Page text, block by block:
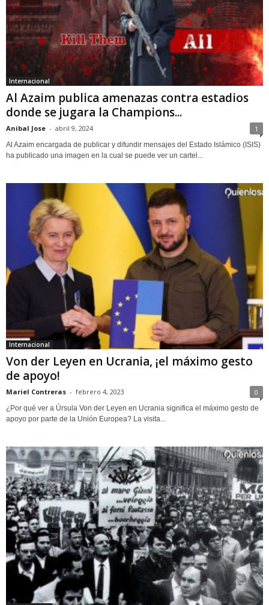
Internacional
Al Azaim publica amenazas contra estadios
donde se jugara la Champions...
Anibal Jose - abril 9, 2024 1
Al Azaim encargada de publicar y difundir mensajes del Estado Islámico (ISIS)
ha publicado una imagen en la cual se puede ver un cartel...
Internacional
Von der Leyen en Ucrania, ¡el máximo gesto
de apoyo!
Mariel Contreras - febrero 4, 2023 0
¿Por qué ver a Úrsula Von der Leyen en Ucrania significa el máximo gesto de
apoyo por parte de la Unión Europea? La visita...